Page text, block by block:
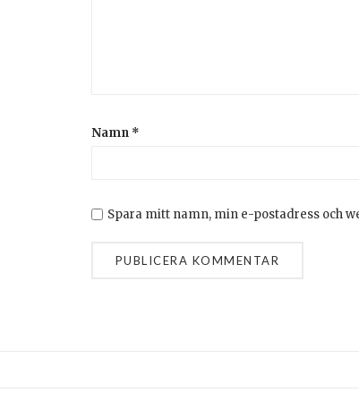
Namn *
Spara mitt namn, min e-postadress och